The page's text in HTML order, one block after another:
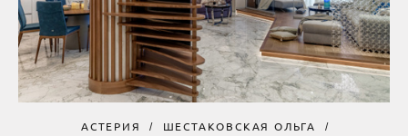
АСТЕРИЯ
ШЕСТАКОВСКАЯ ОЛЬГА